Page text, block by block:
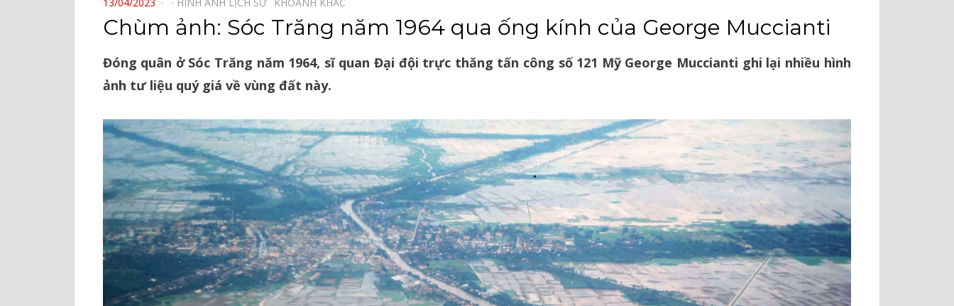
ON
Chùm ảnh: Sóc Trăng năm 1964 qua ống kính của George Muccianti
Đóng quân ở Sóc Trăng năm 1964, sĩ quan Đại đội trực thăng tấn công số 121 Mỹ George Muccianti ghi lại nhiều hình
ảnh tư liệu quý giá về vùng đất này.